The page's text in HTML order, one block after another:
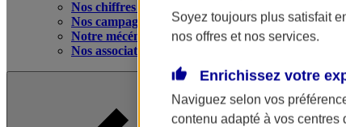
Nos chiffres clés
Nos campagnes publicitaires
Notre mécénat
Nos associations
Soyez toujours plus satisfait
nos offres et nos services.
Enrichissez votre
Naviguez selon vos
contenu adapté à vos